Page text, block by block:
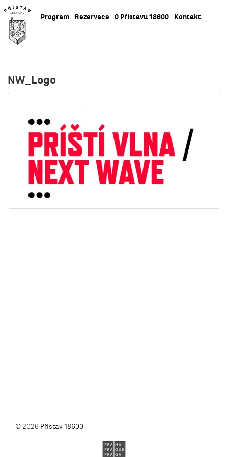
Program Rezervace O Přístavu 18600 Kontakt
NW_Logo
© 2026 Přístav 18600